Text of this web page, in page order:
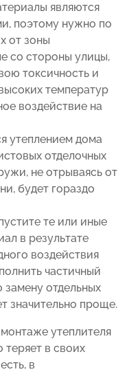
являются
поэтому нужно по
от зоны
со стороны улицы,
токсичность и
температур
воздействие на
утеплением дома
отделочных
не отрываясь от
будет гораздо
те или иные
в результате
воздействия
частичный
отдельных
значительно проще.
утеплителя
теряет в своих
в